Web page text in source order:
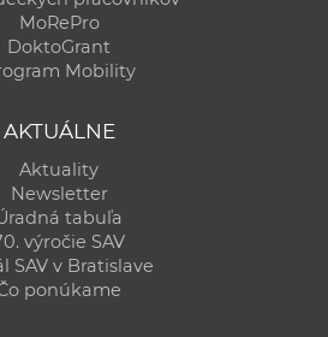
MoRePro
DoktoGrant
Mobility
AKTUÁLNE
Aktuality
Newsletter
tabuľa
výročie SAV
SAV v Bratislave
ponúkame